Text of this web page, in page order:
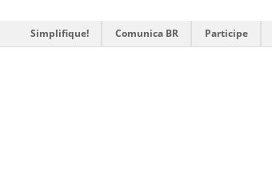
Simplifique! Comunica BR Participe